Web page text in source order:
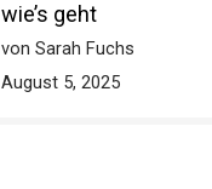
wie’s geht
von Sarah Fuchs
August 5, 2025